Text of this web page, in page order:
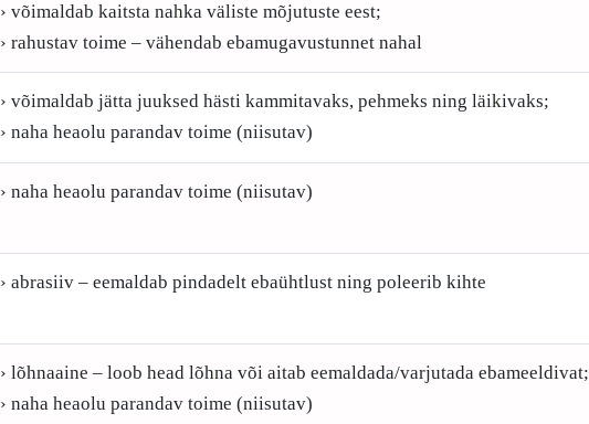
› võimaldab kaitsta nahka väliste mõjutuste eest;
› rahustav toime – vähendab ebamugavustunnet nahal
› võimaldab jätta juuksed hästi kammitavaks, pehmeks ning läikivaks;
› naha heaolu parandav toime (niisutav)
› naha heaolu parandav toime (niisutav)
› abrasiiv – eemaldab pindadelt ebaühtlust ning poleerib kihte
› lõhnaaine – loob head lõhna või aitab eemaldada/varjutada ebameeldivat;
› naha heaolu parandav toime (niisutav)